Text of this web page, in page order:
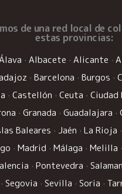
de una red local de
estas provincias:
· Albacete · Alicante ·
· Barcelona · Burgos ·
· Castellón · Ceuta · Ciudad
· Granada · Guadalajara ·
Baleares · Jaén · La Rioja ·
· Madrid · Málaga · Melilla ·
· Pontevedra ·
· Segovia · Sevilla · Soria ·